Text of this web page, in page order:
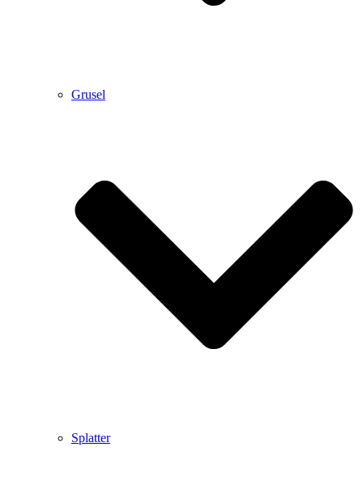
Grusel
Splatter